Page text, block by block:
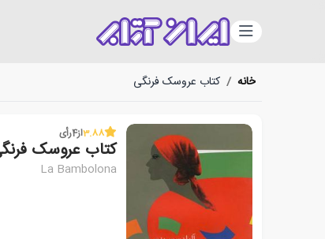
دسته‌بندی
خانه / کتاب عروسک فرنگی
3.88از4رأی
کتاب عروسک
La Bambolona